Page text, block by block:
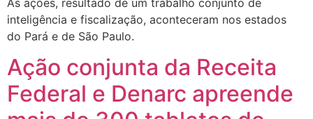
inteligência e fiscalização, aconteceram nos estados
do Pará e de São Paulo.
Ação conjunta da Receita
Federal e Denarc apreende